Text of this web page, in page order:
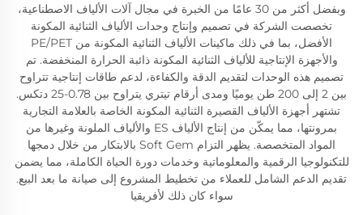
وبفضل أكثر من 30 عامًا من الخبرة في مجال آلات الألياف الاصطناعية،
تخصصت الشركة في تصميم وإنتاج وحدات الألياف الثنائية المكونة
الأفضل، بما في ذلك ماكينات الألياف الثنائية المكونة من PE/PET
والأجهزة الإنتاجية للألياف الثنائية المكونة ذائبة الحرارة المنخفضة. تم
تصميم هذه الوحدات لتقديم الدقة والكفاءة، لدعم طاقات إنتاجية تتراوح
بين 2 إلى 200 طن يوميًا ومدى أرقام تيتري يتراوح بين 0.78-25 دتكس.
تشتهر أجهزة الألياف القصيرة الثنائية المكونة الخاصة بالعلامة التجارية
بمرونتها، مما يمكّن من إنتاج الألياف ES والألياف الملونة وغيرها من
المواد المتخصصة. يظهر التزام Soft Gem بالابتكار من خلال دمجها
للتكنولوجيا الرقمية والمعلوماتية وخدمات دورة الحياة الكاملة، مما يضمن
تقديم الدعم الشامل للعملاء من تخطيط المشروع إلى صيانة ما بعد البيع.
سواء كان ذلك لأفريقيا